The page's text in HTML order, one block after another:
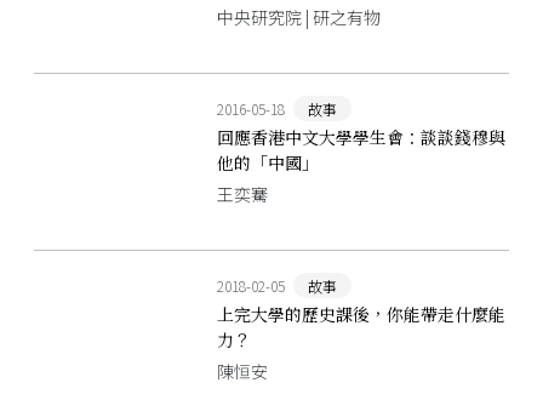
中央研究院 | 研之有物
2016-05-18 故事
回應香港中文大學學生會：談談錢穆與
他的「中國」
王奕騫
2018-02-05 故事
上完大學的歷史課後，你能帶走什麼能
力？
陳恒安